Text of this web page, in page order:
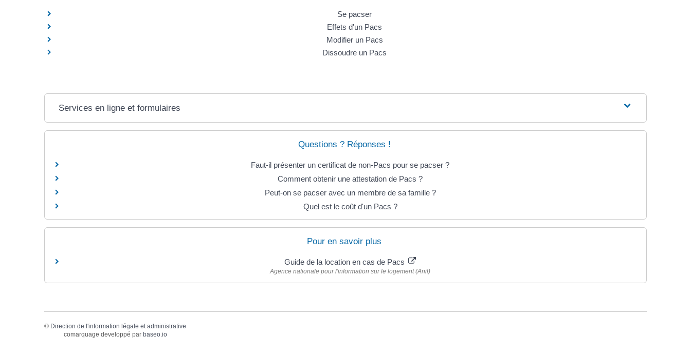
Se pacser
Effets d'un Pacs
Modifier un Pacs
Dissoudre un Pacs
Services en ligne et formulaires
Questions ? Réponses !
Faut-il présenter un certificat de non-Pacs pour se pacser ?
Comment obtenir une attestation de Pacs ?
Peut-on se pacser avec un membre de sa famille ?
Quel est le coût d'un Pacs ?
Pour en savoir plus
Guide de la location en cas de Pacs
Agence nationale pour l'information sur le logement (Anil)
© Direction de l'information légale et administrative
comarquage developpé par baseo.io